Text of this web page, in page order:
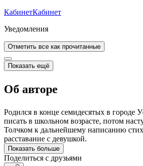
КабинетКабинет
Уведомления
Отметить все как прочитанные
Показать ещё
Об авторе
Родился в конце семидесятых в городе
писать в школьном возрасте, потом
Толчком к дальнейшему написанию
расставание с девушкой.
Показать больше
Поделиться с друзьями